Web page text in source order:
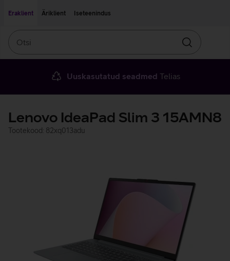
Eraklient
Äriklient Iseteenindus
Otsin
Uuskasutatud seadmed Telias
Lenovo IdeaPad Slim 3 15AMN8
Tootekood: 82xq013adu